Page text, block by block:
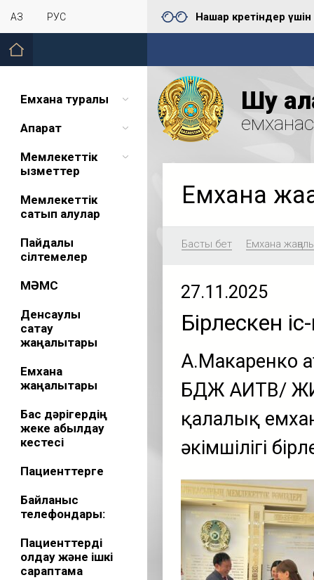
ҚАЗ РУС Нашар көретіндер үшін
Емхана туралы
Ақпарат
Мемлекеттік
қызметтер
Мемлекеттік
сатып алулар
Пайдалы
сілтемелер
МӘМС
Денсаулық
сақтау
жаңалықтары
Емхана
жаңалықтары
Бас дәрігердің
жеке қабылдау
кестесі
Пациенттерге
Байланыс
телефондары:
Пациенттерді
қолдау және ішкі
сараптама
Шу
Емхана
Басты бет Емхана
27.11.2025
Бірлескен
А.Макаренко
БДЖ АИТВ/
қалалық
әкімшілігі